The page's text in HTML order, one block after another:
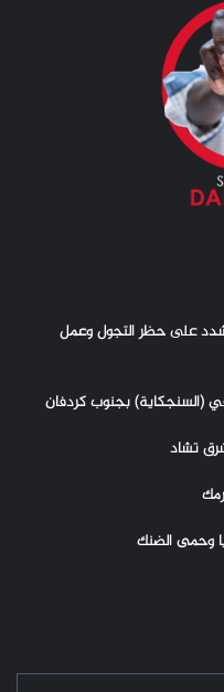
على حظر التجول وعمل
(السنجكاية) بجنوب كردفان
تشاد
وحمى الضنك